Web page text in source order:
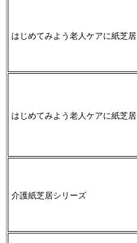
はじめてみよう老人ケアに紙芝居
はじめてみよう老人ケアに紙芝居
介護紙芝居シリーズ